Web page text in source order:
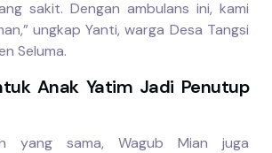
sakit. Dengan ambulans ini, kami
ungkap Yanti, warga Desa Tangsi
Seluma.
Anak Yatim Jadi Penutup
yang sama, Wagub Mian juga